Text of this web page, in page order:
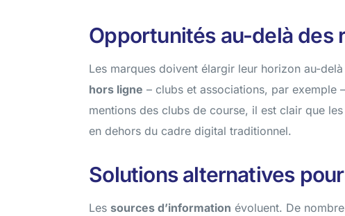
Opportunités au-delà des
Les marques doivent élargir leur horizon au-
hors ligne – clubs et associations, par exemple
mentions des clubs de course, il est clair que
en dehors du cadre digital traditionnel.
Solutions alternatives
Les sources d’information évoluent. De